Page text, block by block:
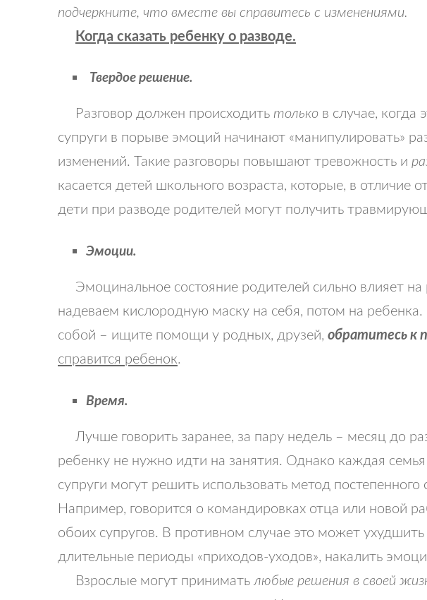
подчеркните, что вместе вы справитесь с изменениями.
Когда сказать ребенку о разводе.
Твердое решение.
Разговор должен происходить только в случае, когда
супруги в порыве эмоций начинают «манипулировать»
изменений. Такие разговоры повышают тревожность и
касается детей школьного возраста, которые, в
дети при разводе родителей могут получить
Эмоции.
Эмоцинальное состояние родителей сильно влияет
надеваем кислородную маску на себя, потом на ребенка.
собой – ищите помощи у родных, друзей, обратитесь к
справится ребенок.
Время.
Лучше говорить заранее, за пару недель – месяц до
ребенку не нужно идти на занятия. Однако каждая
супруги могут решить использовать метод
Например, говорится о командировках отца или новой
обоих супругов. В противном случае это может
длительные периоды «приходов-уходов», накалить
Взрослые могут принимать любые решения в своей